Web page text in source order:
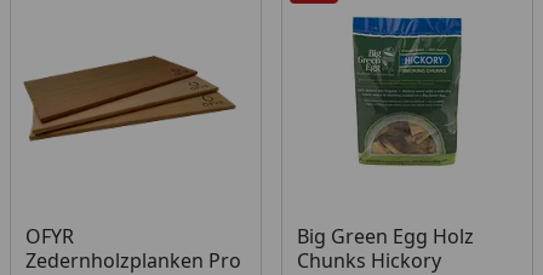
OFYR
Zedernholzplanken Pro
Produkt am Lager
Big Green Egg Holz
Chunks Hickory
Produkt am Lager